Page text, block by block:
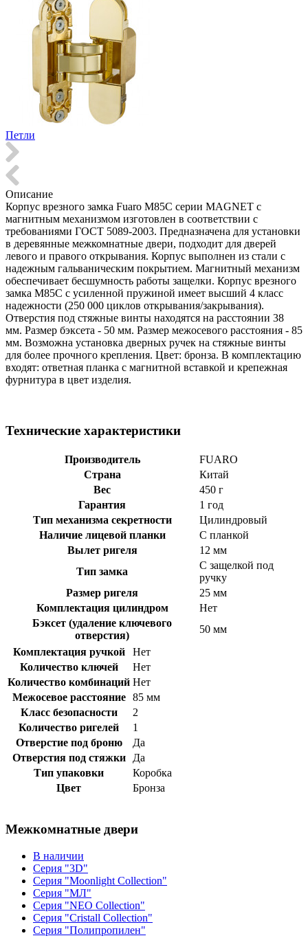
Петли
Описание
Корпус врезного замка Fuaro M85C серии MAGNET с
магнитным механизмом изготовлен в соответствии с
требованиями ГОСТ 5089-2003. Предназначена для установки
в деревянные межкомнатные двери, подходит для дверей
левого и правого открывания. Корпус выполнен из стали с
надежным гальваническим покрытием. Магнитный механизм
обеспечивает бесшумность работы защелки. Корпус врезного
замка M85C с усиленной пружиной имеет высший 4 класс
надежности (250 000 циклов открывания/закрывания).
Отверстия под стяжные винты находятся на расстоянии 38
мм. Размер бэксета - 50 мм. Размер межосевого расстояния - 85
мм. Возможна установка дверных ручек на стяжные винты
для более прочного крепления. Цвет: бронза. В комплектацию
входят: ответная планка с магнитной вставкой и крепежная
фурнитура в цвет изделия.
Технические характеристики
Производитель
FUARO
Страна
Китай
Вес
450 г
Гарантия
1 год
Тип механизма секретности
Цилиндровый
Наличие лицевой планки
С планкой
Вылет ригеля
12 мм
Тип замка
С защелкой под
ручку
Размер ригеля
25 мм
Комплектация цилиндром
Нет
Бэксет (удаление ключевого
отверстия)
50 мм
Комплектация ручкой
Нет
Количество ключей
Нет
Количество комбинаций Нет
Межосевое расстояние
85 мм
Класс безопасности
2
Количество ригелей
1
Отверстие под броню
Да
Отверстия под стяжки
Да
Тип упаковки
Коробка
Цвет
Бронза
Межкомнатные двери
В наличии
Серия "3D"
Серия "Moonlight Collection"
Серия "МЛ"
Серия "NEO Collection"
Серия "Cristall Collection"
Серия "Полипропилен"